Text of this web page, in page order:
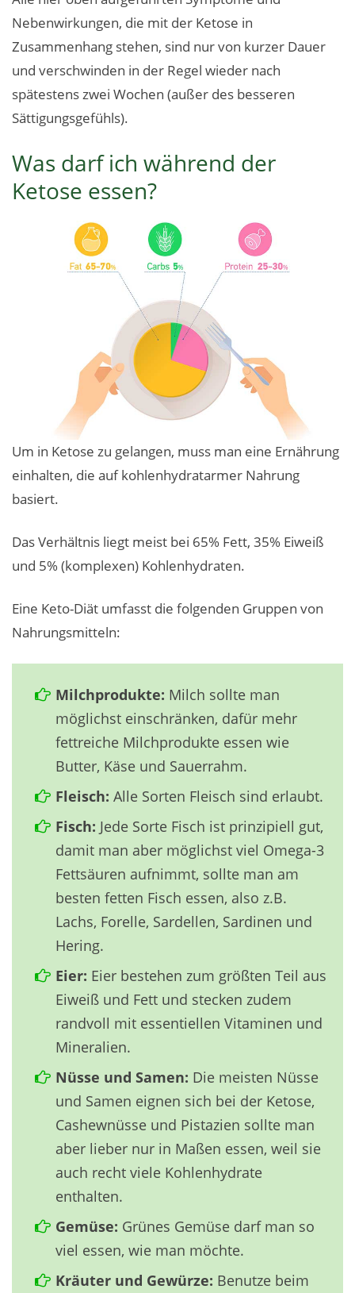
Nebenwirkungen, die mit der Ketose in
Zusammenhang stehen, sind nur von kurzer Dauer
und verschwinden in der Regel wieder nach
spätestens zwei Wochen (außer des besseren
Sättigungsgefühls).
Was darf ich während der
Ketose essen?
Um in Ketose zu gelangen, muss man eine Ernährung
einhalten, die auf kohlenhydratarmer Nahrung
basiert.
Das Verhältnis liegt meist bei 65% Fett, 35% Eiweiß
und 5% (komplexen) Kohlenhydraten.
Eine Keto-Diät umfasst die folgenden Gruppen von
Nahrungsmitteln:
Milchprodukte: Milch sollte man
möglichst einschränken, dafür mehr
fettreiche Milchprodukte essen wie
Butter, Käse und Sauerrahm.
Fleisch: Alle Sorten Fleisch sind erlaubt.
Fisch: Jede Sorte Fisch ist prinzipiell gut,
damit man aber möglichst viel Omega-3
Fettsäuren aufnimmt, sollte man am
besten fetten Fisch essen, also z.B.
Lachs, Forelle, Sardellen, Sardinen und
Hering.
Eier: Eier bestehen zum größten Teil aus
Eiweiß und Fett und stecken zudem
randvoll mit essentiellen Vitaminen und
Mineralien.
Nüsse und Samen: Die meisten Nüsse
und Samen eignen sich bei der Ketose,
Cashewnüsse und Pistazien sollte man
aber lieber nur in Maßen essen, weil sie
auch recht viele Kohlenhydrate
enthalten.
Gemüse: Grünes Gemüse darf man so
viel essen, wie man möchte.
Kräuter und Gewürze: Benutze beim